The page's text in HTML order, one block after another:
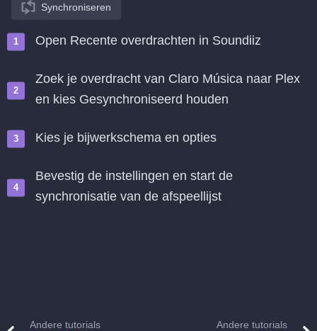
Synchroniseren
Open Recente overdrachten in Soundiiz
Zoek je overdracht van Claro Música naar Plex
en kies Gesynchroniseerd houden
Kies je bijwerkschema en opties
Bevestig de instellingen en start de
synchronisatie van de afspeellijst
Andere tutorials Andere tutorials